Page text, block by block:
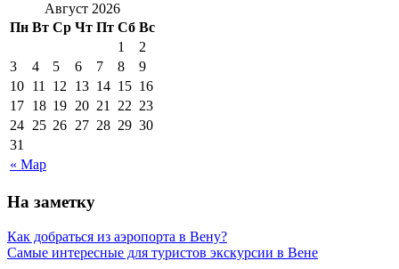
Август 2026
Пн Вт Ср Чт Пт Сб Вс
« Мар
1
2
3
4 5 6 7 8
9
10 11 12 13 14 15 16
17 18 19 20 21 22 23
24 25 26 27 28 29 30
31
На заметку
Как добраться из аэропорта в Вену?
Самые интересные для туристов экскурсии в Вене